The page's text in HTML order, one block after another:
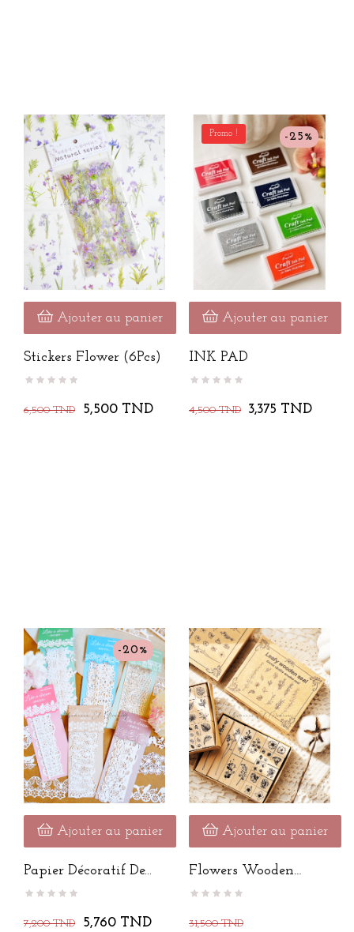
Ajouter au panier
Stickers Flower (6Pcs)
6,500 TND 5,500 TND
Promo !
Ajouter au panier
INK PAD
4,500 TND
-25%
3,375 TND
Ajouter au panier
Papier Décoratif De...
7,200 TND
-20%
5,760 TND
Ajouter au panier
Flowers Wooden
Stamps
31,500 TND